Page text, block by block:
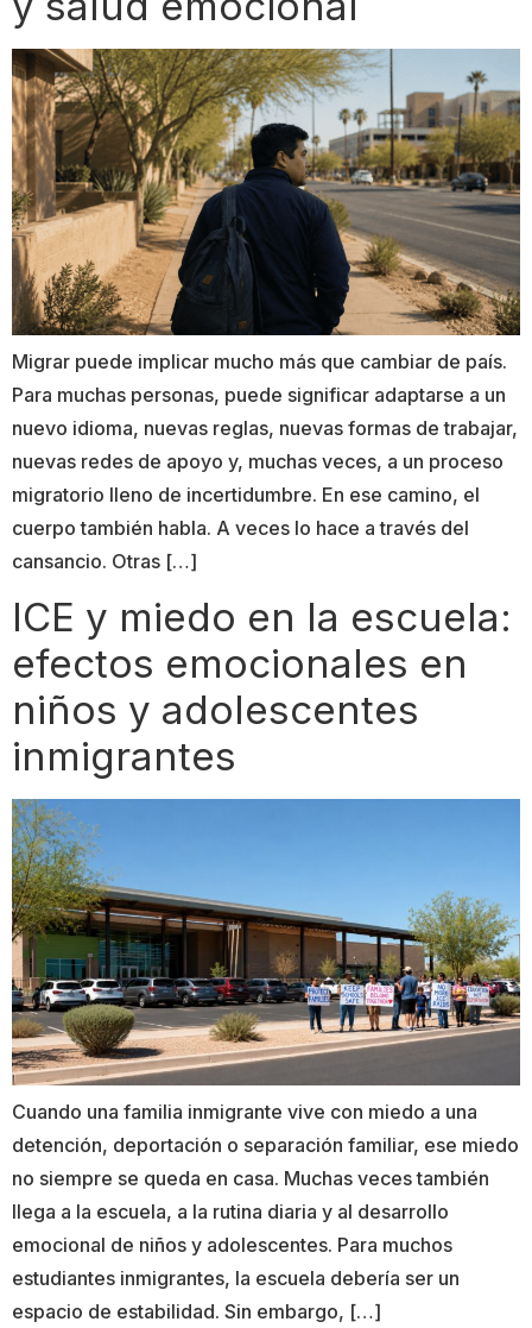
Migrar puede implicar mucho más que cambiar de país.
Para muchas personas, puede significar adaptarse a un
nuevo idioma, nuevas reglas, nuevas formas de trabajar,
nuevas redes de apoyo y, muchas veces, a un proceso
migratorio lleno de incertidumbre. En ese camino, el
cuerpo también habla. A veces lo hace a través del
cansancio. Otras […]
ICE y miedo en la escuela:
efectos emocionales en
niños y adolescentes
inmigrantes
Cuando una familia inmigrante vive con miedo a una
detención, deportación o separación familiar, ese miedo
no siempre se queda en casa. Muchas veces también
llega a la escuela, a la rutina diaria y al desarrollo
emocional de niños y adolescentes. Para muchos
estudiantes inmigrantes, la escuela debería ser un
espacio de estabilidad. Sin embargo, […]